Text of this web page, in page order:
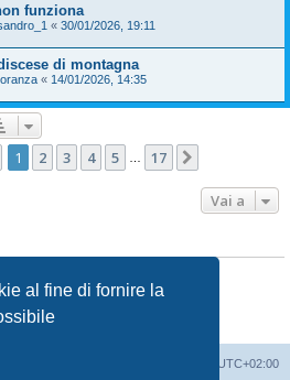
al fine di fornire la
funziona
« 30/01/2026, 19:11
di montagna
« 14/01/2026, 14:35
Pagina di 17
1 2 3 4 5 17
Vai a
UTC+02:00